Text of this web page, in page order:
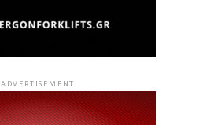
ADVERTISEMENT